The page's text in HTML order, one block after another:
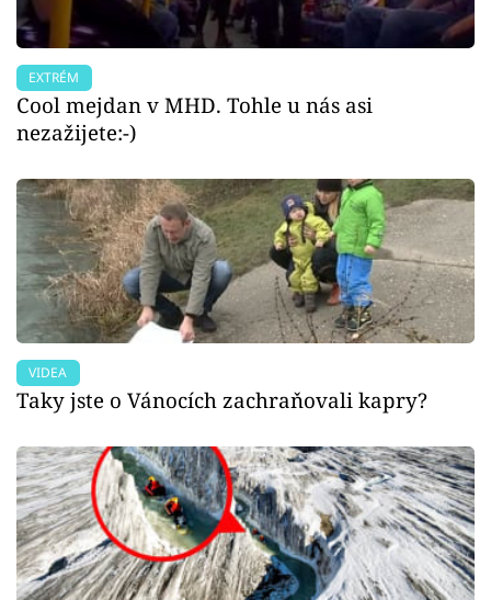
EXTRÉM
Cool mejdan v MHD. Tohle u nás asi
nezažijete:-)
VIDEA
Taky jste o Vánocích zachraňovali kapry?